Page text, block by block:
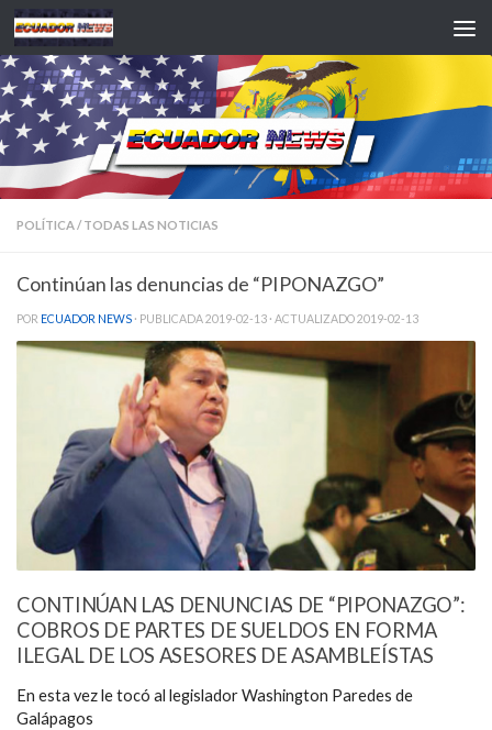
Saltar al contenido
POLÍTICA/ TODAS LAS NOTICIAS
Continúan las denuncias de “PIPONAZGO”
POR ECUADOR NEWS · PUBLICADA2019-02-13 · ACTUALIZADO2019-02-13
CONTINÚAN LAS DENUNCIAS DE “PIPONAZGO”:
COBROS DE PARTES DE SUELDOS EN FORMA
ILEGAL DE LOS ASESORES DE ASAMBLEÍSTAS
En esta vez le tocó al legislador Washington Paredes de
Galápagos